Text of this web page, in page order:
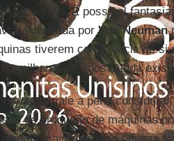
máquina. É possível
alcunhada porVon Neuman
tiverem consciência de si
milhares de anos. Ainda
vale a pena considerar
de produção de máquinas